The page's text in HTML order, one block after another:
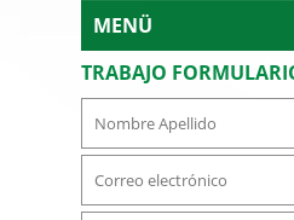
MENÜ
TRABAJO